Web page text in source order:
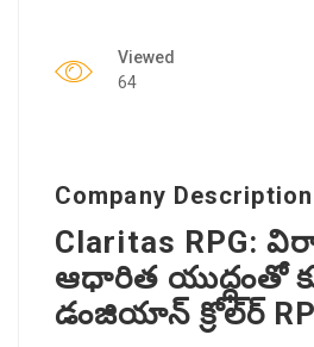
Viewed
64
Company Description
Claritas RPG:
ఆధారిత యుద్ధంతో
డంజియాన్ క్రోల్‌ర్